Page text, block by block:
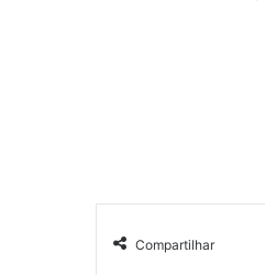
Compartilhar